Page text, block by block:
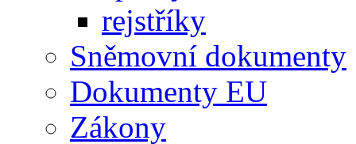
rejstříky
Sněmovní dokumenty
Dokumenty EU
Zákony